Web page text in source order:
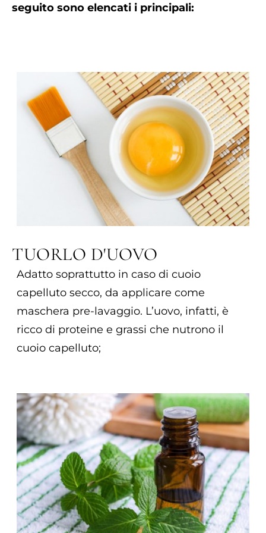
seguito sono elencati i principali:
TUORLO D'UOVO
Adatto soprattutto in caso di cuoio
capelluto secco, da applicare come
maschera pre-lavaggio. L’uovo, infatti, è
ricco di proteine e grassi che nutrono il
cuoio capelluto;